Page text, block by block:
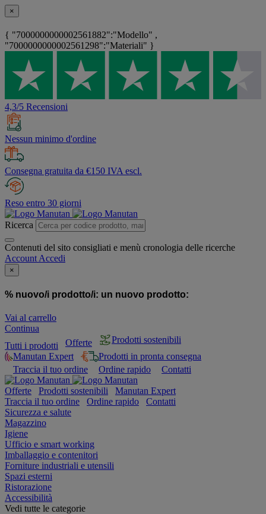
×
{ "7000000000002561882":"Modello" ,
"7000000000002561298":"Materiali" }
4,3/5 Recensioni
Nessun minimo d'ordine
Consegna gratuita da €150 IVA escl.
Reso entro 30 giorni
Ricerca
Contenuti del sito consigliati e menù cronologia delle ricerche
Account Accedi
×
% nuovo/i prodotto/i: un nuovo prodotto:
Vai al carrello
Continua
Tutti i prodotti
Offerte
Prodotti sostenibili
Manutan Expert
Prodotti in pronta consegna
Traccia il tuo ordine
Ordine rapido Contatti
Offerte Prodotti sostenibili
Manutan Expert
Traccia il tuo ordine
Ordine rapido
Contatti
Sicurezza e salute
Magazzino
Igiene
Ufficio e smart working
Imballaggio e contenitori
Forniture industriali e utensili
Spazi esterni
Ristorazione
Accessibilità
Vedi tutte le categorie